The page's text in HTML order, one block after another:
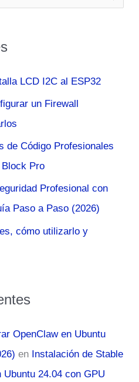
LCD I2C al ESP32
un Firewall
de Código Profesionales
Pro
Profesional con
Paso a Paso (2026)
cómo utilizarlo y
OpenClaw en Ubuntu
en Instalación de Stable
24.04 con GPU